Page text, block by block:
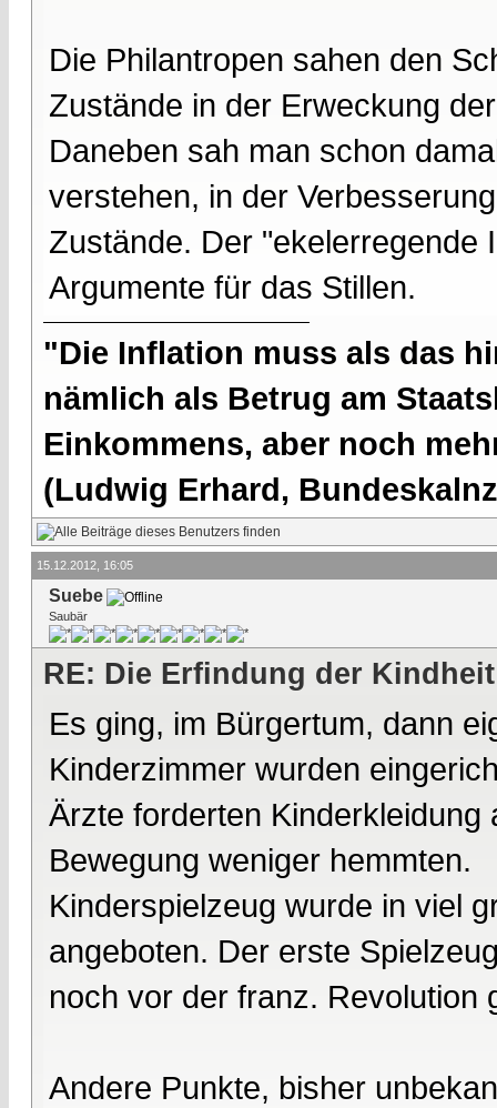
Die Philantropen sahen den
Zustände in der Erweckung
Daneben sah man schon
verstehen, in der
Zustände. Der "ekelerregende
Argumente für das Stillen.
"Die Inflation muss als das
nämlich als Betrug am
Einkommens, aber noch
(Ludwig Erhard,
15.12.2012, 16:05
Suebe
Saubär
RE: Die Erfindung der Kindheit
Es ging, im Bürgertum, dann
Kinderzimmer wurden
Ärzte forderten
Bewegung weniger hemmten.
Kinderspielzeug wurde in viel
angeboten. Der erste
noch vor der franz. Revolution
Andere Punkte, bisher